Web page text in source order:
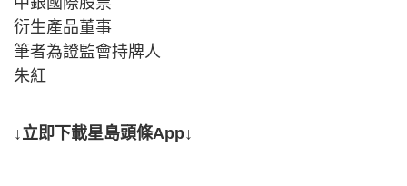
衍生產品董事
筆者為證監會持牌人
朱紅
↓立即下載星島頭條App↓